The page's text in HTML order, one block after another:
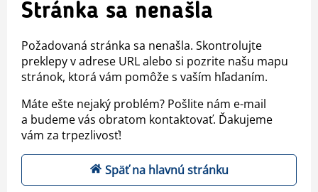
Stránka sa nenašla
Požadovaná stránka sa nenašla. Skontrolujte
preklepy v adrese URL alebo si pozrite našu mapu
stránok, ktorá vám pomôže s vaším hľadaním.
Máte ešte nejaký problém? Pošlite nám e-mail
a budeme vás obratom kontaktovať. Ďakujeme
vám za trpezlivosť!
Späť na hlavnú stránku